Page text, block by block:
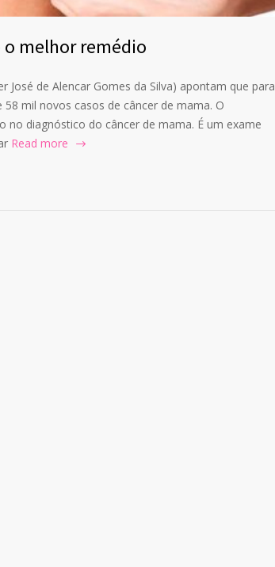
o melhor remédio
José de Alencar Gomes da Silva) apontam que para
mil novos casos de câncer de mama. O
diagnóstico do câncer de mama. É um exame
Read more